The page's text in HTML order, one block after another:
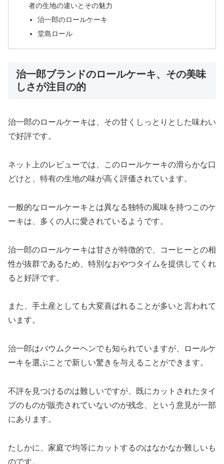
者の生地の違いとその魅力
治一郎のロールケーキ
堂島ロール
治一郎ブランドのロールケーキ、その美味
しさが注目の的
治一郎のロールケーキは、その甘くしっとりとした味わい
で好評です。
ネット上のレビューでは、このロールケーキの滑らかな口
どけと、特有の生地の味が高く評価されています。
一般的なロールケーキとは異なる独特の風味を持つこのケ
ーキは、多くの人に愛されているようです。
治一郎のロールケーキは甘さが特徴的で、コーヒーとの相
性が抜群であるため、特別なおやつタイムを提供してくれ
ると好評です。
また、手土産としても大変喜ばれることが多いと言われて
います。
治一郎はバウムクーヘンでも知られていますが、ロールケ
ーキを選ぶことで新しい驚きを与えることができます。
不評を見つけるのは難しいですが、既にカットされたタイ
プのものが販売されていないのが残念、という意見が一部
にあります。
たしかに、家庭で均等にカットするのはなかなか難しいも
のです。